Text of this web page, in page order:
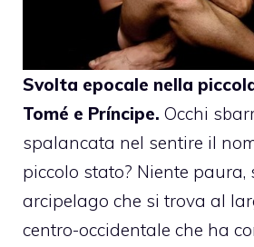
Svolta epocale nella
Tomé e Príncipe. Occhi
spalancata nel sentire il
piccolo stato? Niente paura,
arcipelago che si trova al
centro-occidentale che ha